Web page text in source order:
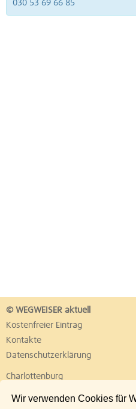
Wir verwenden Cookies für
030 53 69 66 85
© WEGWEISER aktuell
Kostenfreier Eintrag
Kontakte
Datenschutzerklärung
Charlottenburg